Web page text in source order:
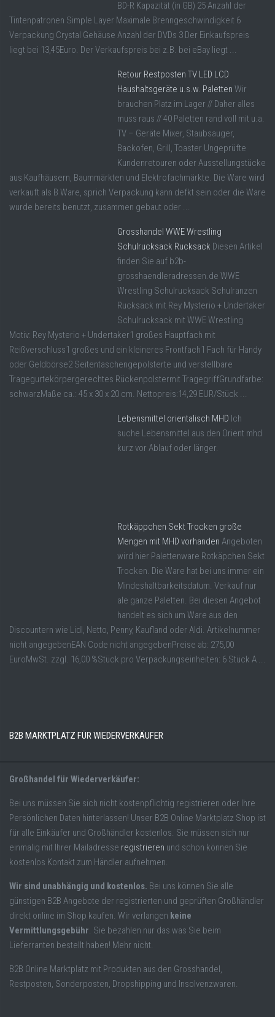
BD-R Kapazität (in GB) 25 Anzahl der
Tintenpatronen Simple Layer Maximale Brenngeschwindigkeit 6
Verpackung Crystal Gehäuse Anzahl der DVDs 3 Der Einkaufspreis
liegt bei 13,45Euro. Der Verkaufspreis bei z.B. bei eBay liegt ...
Retour Restposten TV LED LCD
Haushaltsgeräte u.s.w. Paletten Wir
brauchen Platz im Lager // Daher alles
muss raus // 40 Paletten rand voll mit u.a.
TV – Geräte Mixer, Staubsauger,
Backofen, Grill, Toaster Ungeprüfte
Kundenretouren oder Ausstellungstücke
aus Kaufhäusern, Baummärkten und Elektrofachmärkte. Die Ware wird
verkauft als B Ware, sprich Verpackung kann defkt sein oder die Ware
wurde bereits benutzt, zusammen gebaut oder ...
Grosshandel WWE Wrestling
Schulrucksack Rucksack Diesen Artikel
finden Sie auf b2b-
grosshaendleradressen.de WWE
Wrestling Schulrucksack Schulranzen
Rucksack mit Rey Mysterio + Undertaker
Schulrucksack mit WWE Wrestling
Motiv: Rey Mysterio + Undertaker1 großes Hauptfach mit
Reißverschluss1 großes und ein kleineres Frontfach1 Fach für Handy
oder Geldbörse2 Seitentaschengepolsterte und verstellbare
Tragegurtekörpergerechtes Rückenpolstermit TragegriffGrundfarbe:
schwarzMaße ca.: 45 x 30 x 20 cm. Nettopreis:14,29 EUR/Stück ...
Lebensmittel orientalisch MHD Ich
suche Lebensmittel aus den Orient mhd
kurz vor Ablauf oder länger.
Rotkäppchen Sekt Trocken große
Mengen mit MHD vorhanden Angeboten
wird hier Palettenware Rotkäpchen Sekt
Trocken. Die Ware hat bei uns immer ein
Mindeshaltbarkeitsdatum. Verkauf nur
ale ganze Paletten. Bei diesen Angebot
handelt es sich um Ware aus den
Discountern wie Lidl, Netto, Penny, Kaufland oder Aldi. Artikelnummer
nicht angegebenEAN Code nicht angegebenPreise ab: 275,00
EuroMwSt. zzgl. 16,00 %Stück pro Verpackungseinheiten: 6 Stück A ...
B2B MARKTPLATZ FÜR WIEDERVERKÄUFER
Großhandel für Wiederverkäufer:
Bei uns müssen Sie sich nicht kostenpflichtig registrieren oder Ihre
Persönlichen Daten hinterlassen! Unser B2B Online Marktplatz Shop ist
für alle Einkäufer und Großhändler kostenlos. Sie müssen sich nur
einmalig mit Ihrer Mailadresse registrieren und schon können Sie
kostenlos Kontakt zum Händler aufnehmen.
Wir sind unabhängig und kostenlos. Bei uns können Sie alle
günstigen B2B Angebote der registrierten und geprüften Großhändler
direkt online im Shop kaufen. Wir verlangen keine
Vermittlungsgebühr . Sie bezahlen nur das was Sie beim
Lieferranten bestellt haben! Mehr nicht.
B2B Online Marktplatz mit Produkten aus den Grosshandel,
Restposten, Sonderposten, Dropshipping und Insolvenzwaren.